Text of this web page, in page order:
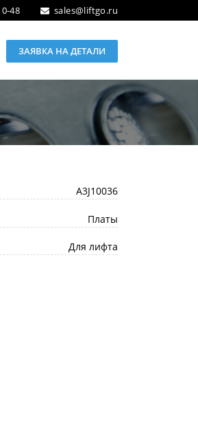
48 sales@liftgo.ru
ЗАЯВКА НА ДЕТАЛИ
A3J10036
Платы
Для лифта